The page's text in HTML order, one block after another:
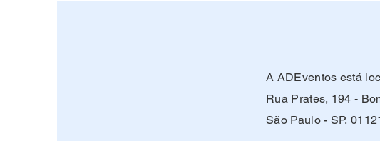
A ADEventos está
Rua Prates, 194 -
São Paulo - SP,